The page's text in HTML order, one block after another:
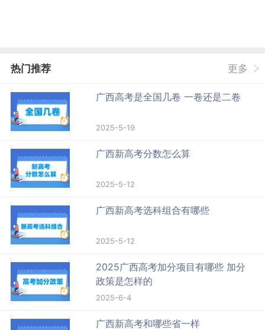
热门推荐 更多
广西高考是全国几卷 一卷还是二卷
2025-5-19
广西新高考分数怎么算
2025-5-12
广西新高考选科组合有哪些
2025-5-12
2025广西高考加分项目有哪些 加分
政策是怎样的
2025-6-4
广西新高考和哪些省一样